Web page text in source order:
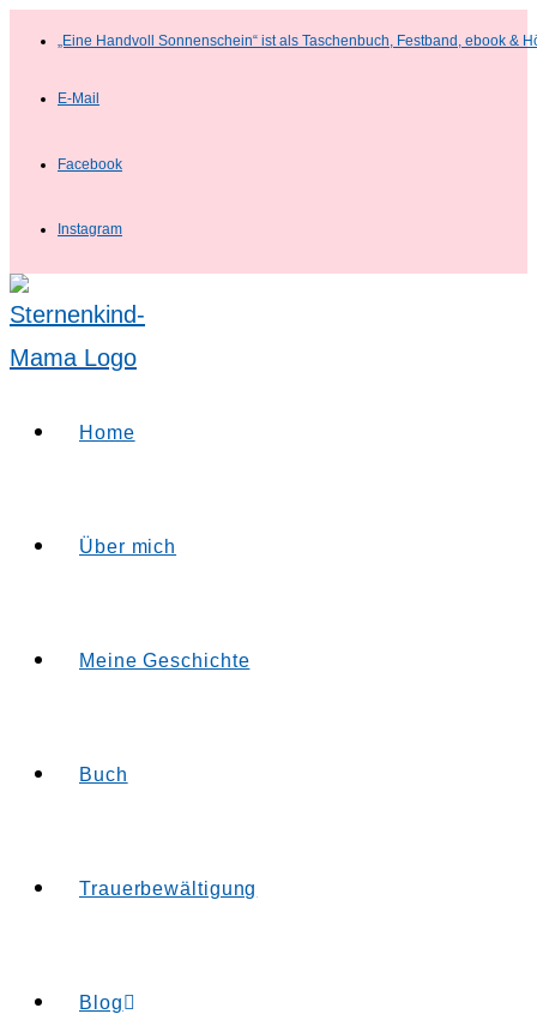
„Eine Handvoll Sonnenschein“ ist als Taschenbuch, Festband, ebook &
E-Mail
Facebook
Instagram
Home
Über mich
Meine Geschichte
Buch
Trauerbewältigung
Blog